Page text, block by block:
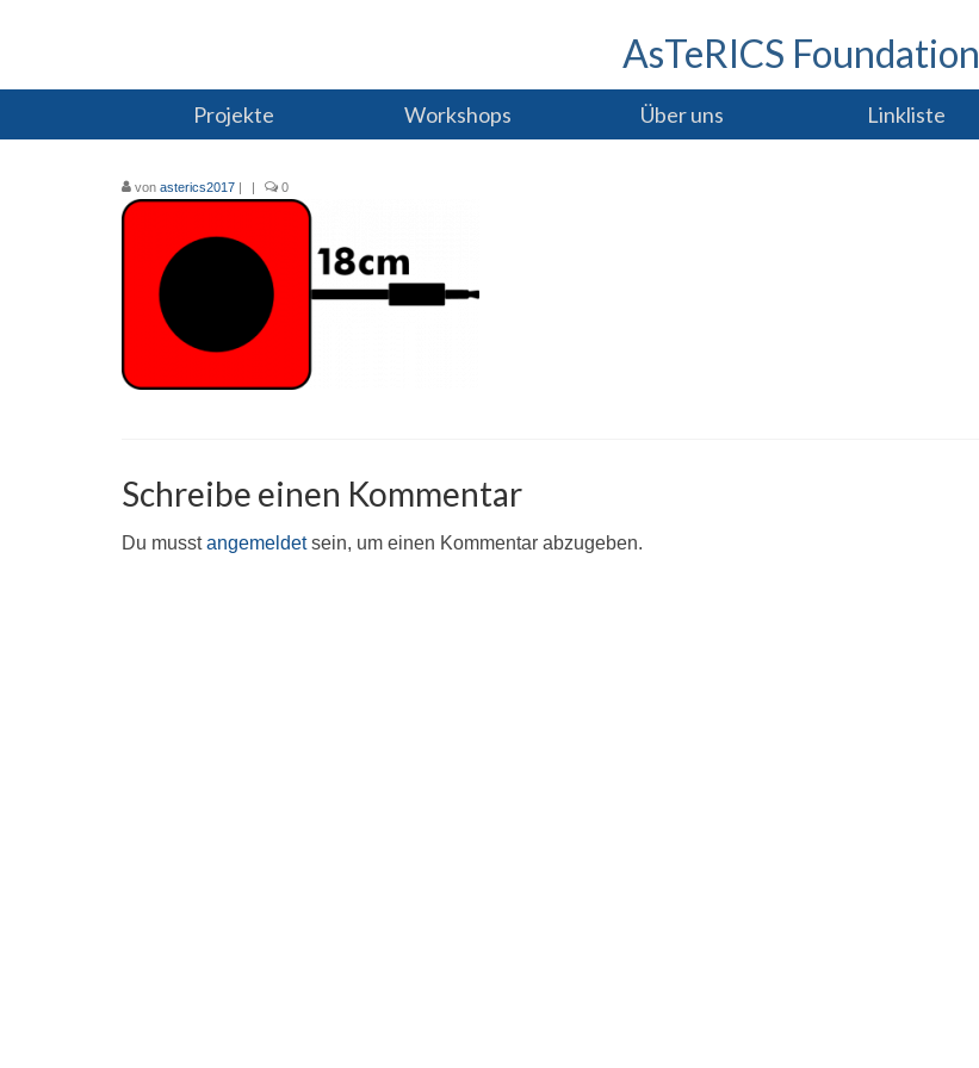
AsTeRICS Foundation
Projekte Workshops Über uns Linkliste
von asterics2017 | | 0
Schreibe einen Kommentar
Du musstangemeldetsein, um einen Kommentar abzugeben.